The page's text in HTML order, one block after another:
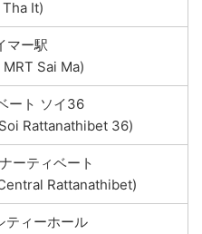
It)
マー駅
Sai Ma)
ート ソイ36
Rattanathibet 36)
ーティベート
Rattanathibet)
ティーホール